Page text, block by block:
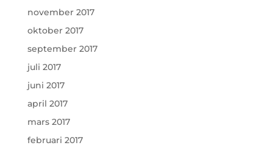
november 2017
oktober 2017
september 2017
juli 2017
juni 2017
april 2017
mars 2017
februari 2017